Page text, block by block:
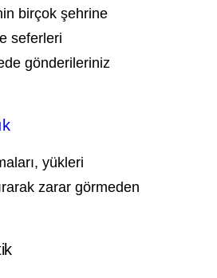
birçok şehrine
seferleri
gönderileriniz
yükleri
zarar görmeden